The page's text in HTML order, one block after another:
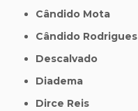
Cândido Mota
Cândido Rodrigues
Descalvado
Diadema
Dirce Reis